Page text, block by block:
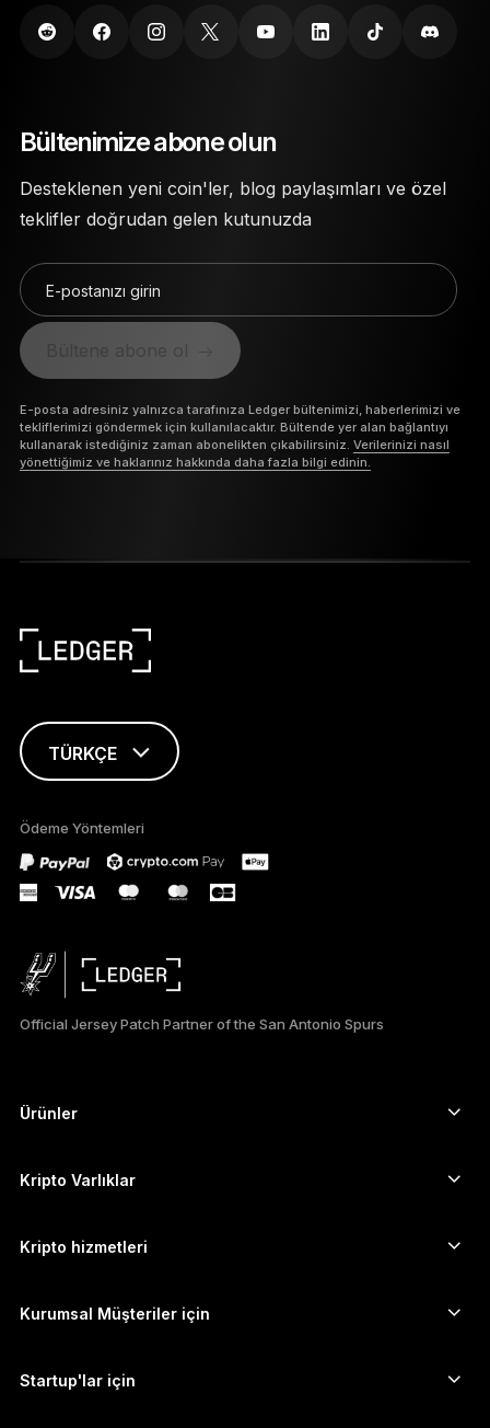
Bültenimize abone olun
Desteklenen yeni coin'ler, blog paylaşımları ve özel
teklifler doğrudan gelen kutunuzda
E-postanızı girin
E-posta adresiniz yalnızca tarafınıza Ledger bültenimizi, haberlerimizi ve
tekliflerimizi göndermek için kullanılacaktır. Bültende yer alan bağlantıyı
kullanarak istediğiniz zaman abonelikten çıkabilirsiniz. Verilerinizi nasıl
yönettiğimiz ve haklarınız hakkında daha fazla bilgi edinin.
TÜRKÇE
FRANÇAIS
DEUTSCH
PORTUGUÊS
ESPAÑOL
简体中文
العربية
Ödeme Yöntemleri
Official Jersey Patch Partner of the San Antonio Spurs
Ürünler
Donanım Cüzdan
Ledger Stax
Ledger Nano Classics
Paket Teklifler
Kripto Varlıklar
Ethereum cüzdanı
Cardano cüzdanı
Monero cüzdanı
Kripto hizmetleri
Kripto satın alın
Kripto takas edin
Kurumsal Müşteriler için
Startup'lar için